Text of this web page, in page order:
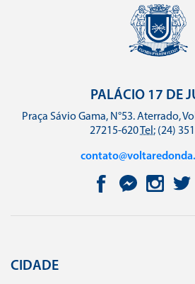
PALÁCIO 17 DE
Praça Sávio Gama, N°53. Aterrado,
27215-620Tel: (24)
CIDADE